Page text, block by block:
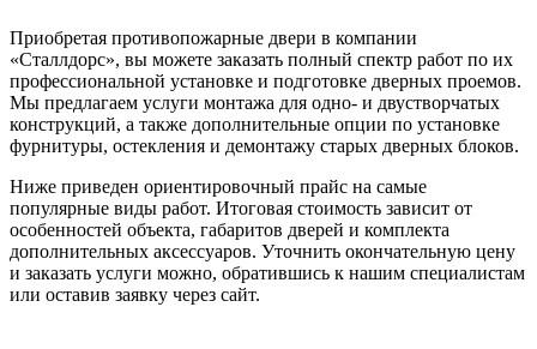
Приобретая противопожарные двери в компании
«Сталлдорс», вы можете заказать полный спектр работ по их
профессиональной установке и подготовке дверных проемов.
Мы предлагаем услуги монтажа для одно- и двустворчатых
конструкций, а также дополнительные опции по установке
фурнитуры, остекления и демонтажу старых дверных блоков.
Ниже приведен ориентировочный прайс на самые
популярные виды работ. Итоговая стоимость зависит от
особенностей объекта, габаритов дверей и комплекта
дополнительных аксессуаров. Уточнить окончательную цену
и заказать услуги можно, обратившись к нашим специалистам
или оставив заявку через сайт.